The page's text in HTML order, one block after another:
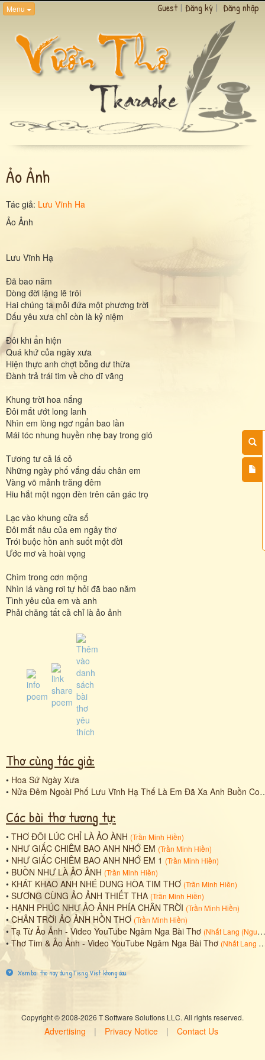
Menu Guest | Đăng ký | Đăng nhập
Ảo Ảnh
Tác giả: Lưu Vĩnh Ha
Ảo Ảnh
Lưu Vĩnh Hạ
Đã bao năm
Dòng đời lặng lẽ trôi
Hai chúng ta mỗi đứa một phương trời
Dấu yêu xưa chỉ còn là kỷ niệm
Đôi khi ẩn hiện
Quá khứ của ngày xưa
Hiện thực anh chợt bỗng dư thừa
Đành trả trái tim về cho dĩ vãng
Khung trời hoa nắng
Đôi mắt ướt long lanh
Nhìn em lòng ngơ ngẩn bao lần
Mái tóc nhung huyền nhẹ bay trong gió
Tương tư cả lá cỏ
Những ngày phố vắng dấu chân em
Vàng võ mảnh trăng đêm
Hiu hắt một ngọn đèn trên căn gác trọ
Lạc vào khung cửa sổ
Đôi mắt nâu của em ngây thơ
Trói buộc hồn anh suốt một đời
Ước mơ và hoài vọng
Chìm trong cơn mộng
Nhìn lá vàng rơi tự hỏi đã bao năm
Tình yêu của em và anh
Phải chăng tất cả chỉ là ảo ảnh
Thơ cùng tác giả:
• Hoa Sứ Ngày Xưa
• Nửa Đêm Ngoài Phố Lưu Vĩnh Hạ Thế Là Em Đã Xa Anh Buồn Con Phố Nhỏ Mà Lần Bước Quen Giọt Sầu Chưa Đặt Được Tên Đoạn Đường Chưa Hết Đã Quên Đoạn Đường Bỗng Dưng Tự Thấy Nhói Lòng Bước Nhân Thế Lạc
Các bài thơ tương tự:
• THƠ ĐÔI LÚC CHỈ LÀ ẢO ÀNH (Trần Minh Hiền)
• NHƯ GIẤC CHIÊM BAO ANH NHỚ EM (Trần Minh Hiền)
• NHƯ GIẤC CHIÊM BAO ANH NHỚ EM 1 (Trần Minh Hiền)
• BUỒN NHƯ LÀ ẢO ẢNH (Trần Minh Hiền)
• KHÁT KHAO ANH NHÉ DUNG HÒA TIM THƠ (Trần Minh Hiền)
• SƯƠNG CÙNG ẢO ẢNH THIẾT THA (Trần Minh Hiền)
• HẠNH PHÚC NHƯ ẢO ẢNH PHÍA CHÂN TRỜI (Trần Minh Hiền)
•CHÂN TRỜI ẢO ẢNH HỒN THƠ (Trần Minh Hiền)
• Tạ Từ Ảo Ảnh - Video YouTube Ngâm Nga Bài Thơ (Nhất Lang (Nguyễn Thành Sáng)
•Thơ Tim & Ảo Ảnh - Video YouTube Ngâm Nga Bài Thơ (Nhất Lang (Nguyễn Thành Sáng)
Xem bai tho nay dung Tieng Viet khong dau
Copyright © 2008-2026 T Software Solutions LLC. All rights reserved.
Advertising | Privacy Notice | Contact Us